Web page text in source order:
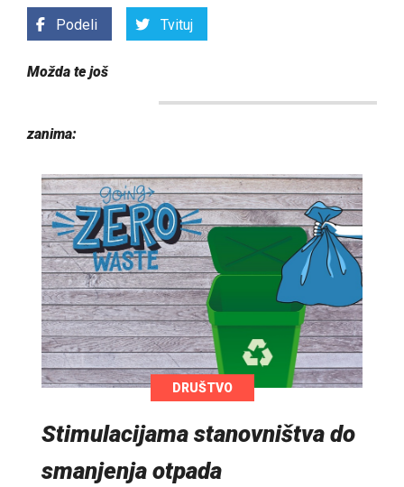
Podeli Tvituj
Možda te još
zanima:
DRUŠTVO
Stimulacijama stanovništva do
smanjenja otpada